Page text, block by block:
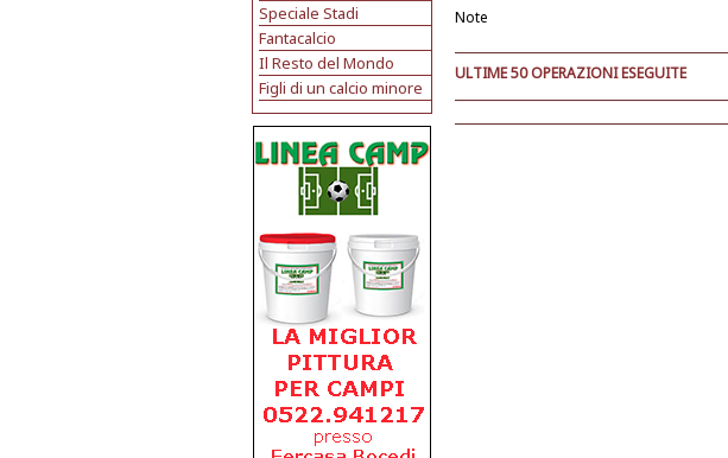
Speciale Stadi
Fantacalcio
Il Resto del Mondo
Figli di un calcio minore
Note
ULTIME 50 OPERAZIONI ESEGUITE